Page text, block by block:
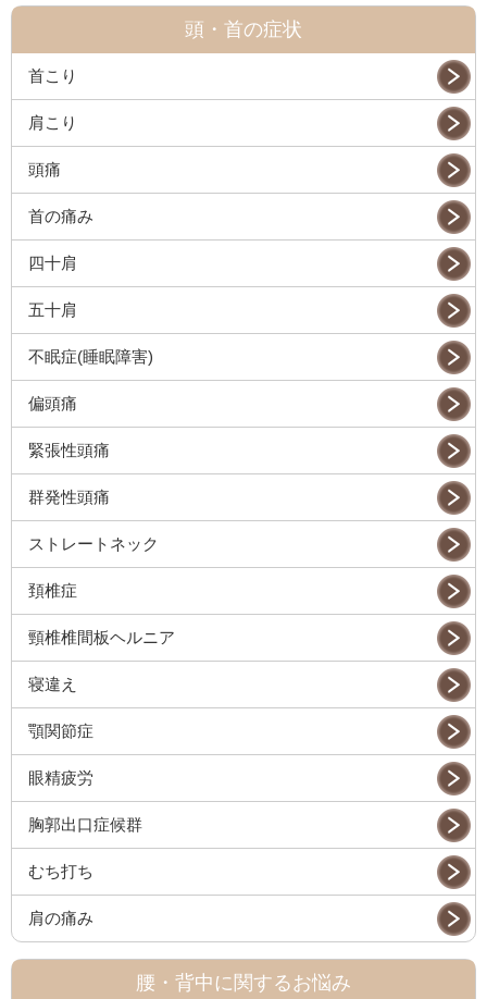
頭・首の症状
首こり
肩こり
頭痛
首の痛み
四十肩
五十肩
不眠症(睡眠障害)
偏頭痛
緊張性頭痛
群発性頭痛
ストレートネック
頚椎症
頸椎椎間板ヘルニア
寝違え
顎関節症
眼精疲労
胸郭出口症候群
むち打ち
肩の痛み
腰・背中に関するお悩み